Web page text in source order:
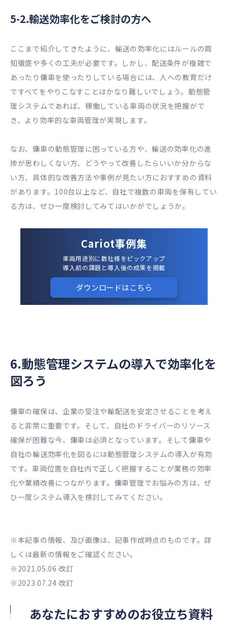
5-2.輸送効率化をご検討の方へ
ここまで紹介してきたように、輸送の効率化にはルールの周
知徹底や多くの工夫が必要です。しかし、配送条件が複雑で
あったり傭車を使ったりしている場合には、人への教育だけ
ですべてをやりこなすことはかなり難しいでしょう。動態管
理システムであれば、稼働している車両の状況を把握がで
き、より効率的な車両管理が実現します。
なお、傭車の動態管理に困っている方や、輸送の効率化の進
捗が思わしくない方、どうやって改善したらいいか分からな
い方、具体的な改善方法や事例が見たい方におすすめの資料
があります。100台以上など、自社で複数の車両を保有してい
る方は、ぜひ一度検討してみてはいかがでしょうか。
Cariot事例集
車両用途別に数社様をピックアップ
導入前の課題と導入後の成果を掲載
ダウンロードはこちら
6.動態管理システムの導入で効率化を
図ろう
傭車の確保は、企業の受注や輸配送を安定させることを考え
ると非常に重要です。そして、自社のドライバーのリソース
確保が困難な今、傭車は必須となっています。そして傭車や
自社の輸送効率化を図るには動態管理システムの導入が有効
です。車両位置を自社内で正しく把握することが業務の効率
化や業績改善につながります。傭車管理でお悩みの方は、ぜ
ひ一度システム導入を検討してみてください。
※本記事の情報、及び画像は、記事作成時点のものです。詳
しくは最新の情報をご確認ください。
※2021.05.06 改訂
※2023.07.24 改訂
あなたにおすすめのお役立ち資料